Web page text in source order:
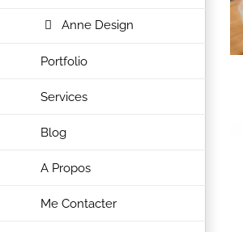
Anne Design
Portfolio
Services
Blog
A Propos
Me Contacter